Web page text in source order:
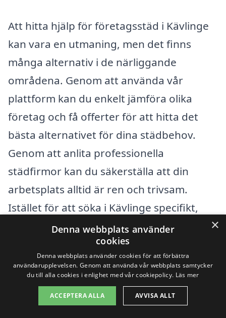
Att hitta hjälp för företagsstäd i Kävlinge
kan vara en utmaning, men det finns
många alternativ i de närliggande
områdena. Genom att använda vår
plattform kan du enkelt jämföra olika
företag och få offerter för att hitta det
bästa alternativet för dina städbehov.
Genom att anlita professionella
städfirmor kan du säkerställa att din
arbetsplats alltid är ren och trivsam.
Istället för att söka i Kävlinge specifikt,
kan du även överväga städföretag i
närliggande städer som erbjuder
företagsstädning.
Här är några städer utanför Kävlinge som
×
Denna webbplats använder
cookies
Denna webbplats använder cookies för att förbättra
användarupplevelsen. Genom att använda vår webbplats samtycker
du till alla cookies i enlighet med vår cookiepolicy. Läs mer
ACCEPTERA ALLA AVVISA ALLT